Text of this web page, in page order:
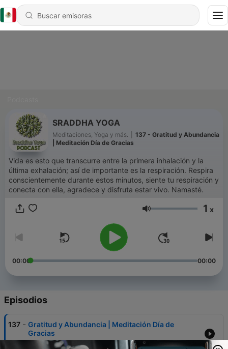
SRADDHA YOGA
Meditaciones, Yoga y más.
137 - Gratitud y Abundancia
| Meditación Día de Gracias
Vida es esto que transcurre entre la primera inhalación y la
última exhalación; así de importante es la respiración. Respira
conscientemente durante estos minutos, siente tu respiración y
conecta con ella, agradece y disfruta estar vivo. Namasté.
Volumen 1 x
00:00 00:00
Episodios
137 - Gratitud y Abundancia | Meditación Día de
Gracias
26 nov. 2025